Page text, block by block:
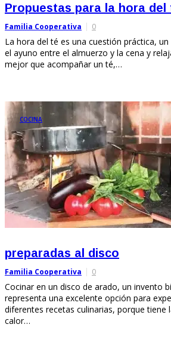
Propuestas para la hora del
Familia Cooperativa 0
La hora del té es una cuestión práctica,
el ayuno entre el almuerzo y la cena y
mejor que acompañar un té,…
COCINA
preparadas al disco
Familia Cooperativa 0
Cocinar en un disco de arado, un invento
representa una excelente opción para
diferentes recetas culinarias, porque tiene
calor…